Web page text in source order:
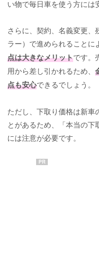
い物で毎日車を使う方には
さらに、契約、名義変更
ラー）で進められることに
点は大きなメリットです。
用から差し引かれるため、
点も安心できるでしょう。
ただし、下取り価格は新車
とがあるため、「本当の
には注意が必要です。
PR